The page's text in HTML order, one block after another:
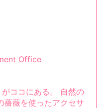
Office
ココにある。 自然の
薔薇を使ったアクセサ